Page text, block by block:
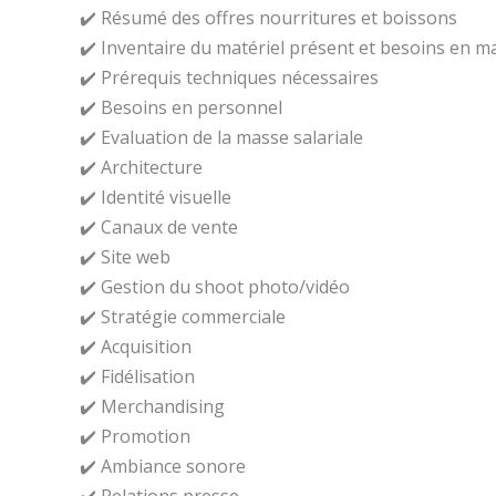
✔️ Résumé des offres nourritures et boissons
✔️ Inventaire du matériel présent et besoins en
✔️ Prérequis techniques nécessaires
✔️ Besoins en personnel
✔️ Evaluation de la masse salariale
✔️ Architecture
✔️ Identité visuelle
✔️ Canaux de vente
✔️ Site web
✔️ Gestion du shoot photo/vidéo
✔️ Stratégie commerciale
✔️ Acquisition
✔️ Fidélisation
✔️ Merchandising
✔️ Promotion
✔️ Ambiance sonore